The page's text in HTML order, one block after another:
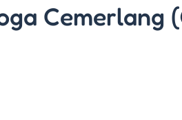
Cemerlang